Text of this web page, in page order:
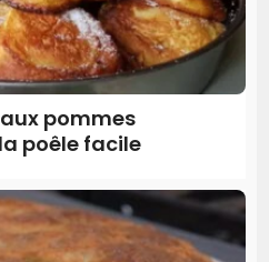
pommes
poêle facile